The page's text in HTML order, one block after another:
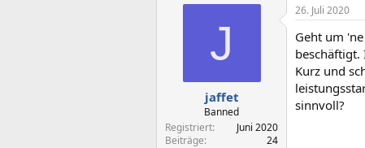
s
l
t
a
m
J
jaffet
Banned
Registriert
Juni 2020
Beiträge
24
26. Juli 2020
Geht um
beschäftigt.
Kurz und
sinnvoll?